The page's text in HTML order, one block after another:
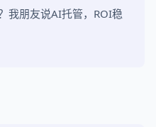
我朋友说AI托管，ROI稳